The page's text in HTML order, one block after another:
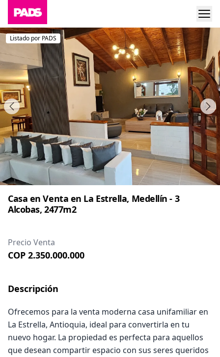
Listado por PADS
Casa en Venta en La Estrella, Medellín - 3
Alcobas, 2477m2
Precio Venta
COP 2.350.000.000
Descripción
Ofrecemos para la venta moderna casa unifamiliar en
La Estrella, Antioquia, ideal para convertirla en tu
nuevo hogar. La propiedad es perfecta para aquellos
que desean compartir espacio con sus seres queridos